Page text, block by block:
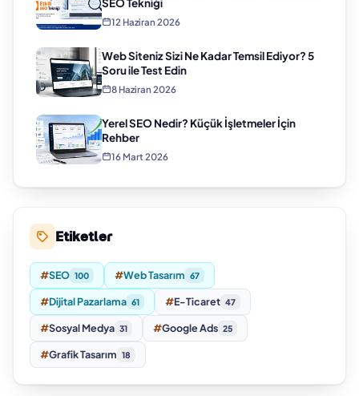
12 Haziran 2026
Web Siteniz Sizi Ne Kadar Temsil Ediyor? 5
Soru ile Test Edin
8 Haziran 2026
Yerel SEO Nedir? Küçük İşletmeler İçin
Rehber
16 Mart 2026
Etiketler
#SEO 100 #Web Tasarım 67
#Dijital Pazarlama 61 #E-Ticaret 47
#Sosyal Medya 31 #Google Ads 25
#Grafik Tasarım 18